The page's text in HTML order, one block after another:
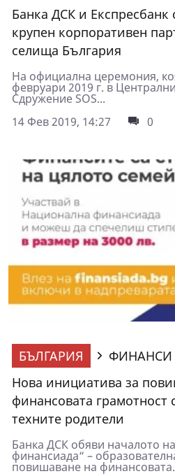
Банка ДСК и Експресбанк
крупен корпоративен
селища България
На официална церемония,
февруари 2019 г. в
Сдружение SOS...
14 Фев 2019, 14:27
0
БЪЛГАРИЯ
ФИНАНСИ
Нова инициатива за
финансовата грамотност
техните родители
Банка ДСК обяви началото
финансиада“ –
повишаване на